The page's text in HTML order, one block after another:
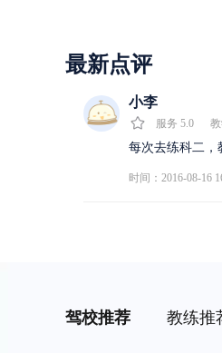
最新点评
小李
服务 5.0
每次去练科二，
时间：2016-08-16
驾校推荐 教练推